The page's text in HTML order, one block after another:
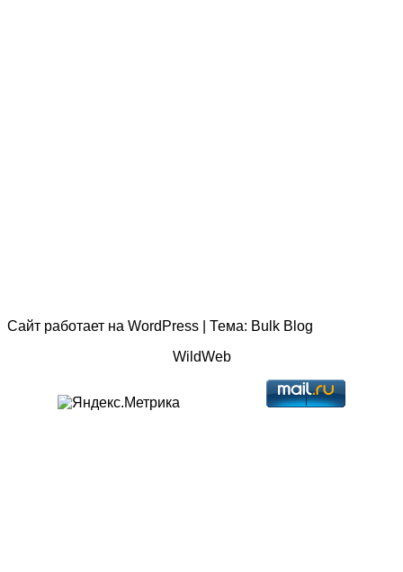
Сайт работает на WordPress Тема: Bulk Blog
WildWeb